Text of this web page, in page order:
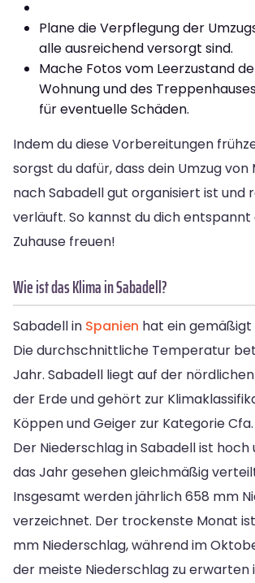
Plane die Verpflegung der
alle ausreichend versorgt sind.
Mache Fotos vom Leerzustand
Wohnung und des
für eventuelle Schäden.
Indem du diese Vorbereitungen
sorgst du dafür, dass dein Umzug
nach Sabadell gut organisiert ist und
verläuft. So kannst du dich entspannt
Zuhause freuen!
Wie ist das Klima in Sabadell?
Sabadell in Spanien hat ein gemäßigt
Die durchschnittliche Temperatur
Jahr. Sabadell liegt auf der
der Erde und gehört zur
Köppen und Geiger zur Kategorie Cfa.
Der Niederschlag in Sabadell ist
das Jahr gesehen gleichmäßig
Insgesamt werden jährlich 658 mm
verzeichnet. Der trockenste Monat
mm Niederschlag, während im
der meiste Niederschlag zu erwarten